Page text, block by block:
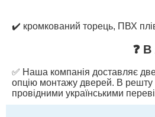
✔️ кромкований торець, ПВХ
❓
✅ Наша компанія доставляє
опцію монтажу дверей. В решту
провідними українськими